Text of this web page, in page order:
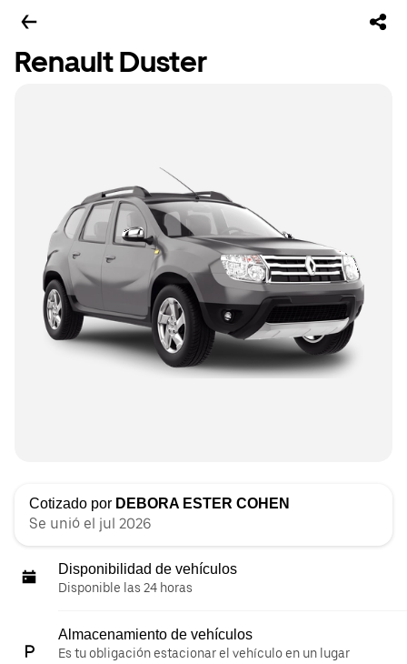
Renault Duster
Cotizado por DEBORA ESTER COHEN
Se unió el jul 2026
Disponibilidad de vehículos
Disponible las 24 horas
Almacenamiento de vehículos
Es tu obligación estacionar el vehículo en un lugar